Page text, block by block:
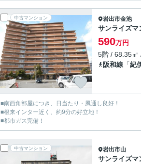
中古マンション 岩出市金池
サンライズマ
590万円
5階 / 68.35㎡
阪和線 「紀
■南西角部屋につき、日当たり・風通し良好！
■根来インター近く、約9分の好立地！
■都市ガス完備！
中古マンション 岩出市山
サンライズマ